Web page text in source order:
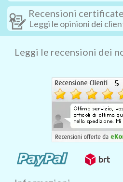
Recensioni certificate
Leggi le opinioni dei
Leggi le recensioni dei